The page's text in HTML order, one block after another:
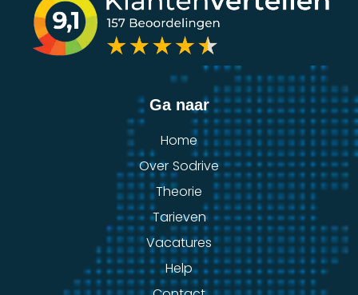
Ga naar
Home
Over Sodrive
Theorie
Tarieven
Vacatures
Help